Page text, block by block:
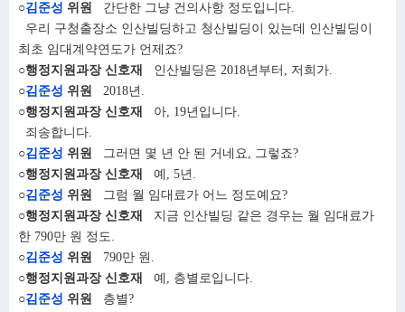
○김준성 위원
간단한 그냥 건의사항 정도입니다.
우리 구청출장소 인산빌딩하고 청산빌딩이 있는데 인산빌딩이
최초 임대계약연도가 언제죠?
○행정지원과장 신호재
인산빌딩은 2018년부터, 저희가.
○김준성 위원
2018년.
○행정지원과장 신호재
아, 19년입니다.
죄송합니다.
○김준성 위원
그러면 몇 년 안 된 거네요, 그렇죠?
○행정지원과장 신호재
예, 5년.
○김준성 위원
그럼 월 임대료가 어느 정도예요?
○행정지원과장 신호재
지금 인산빌딩 같은 경우는 월 임대료가
한 790만 원 정도.
○김준성 위원
790만 원.
○행정지원과장 신호재
예, 층별로입니다.
○김준성 위원
층별?